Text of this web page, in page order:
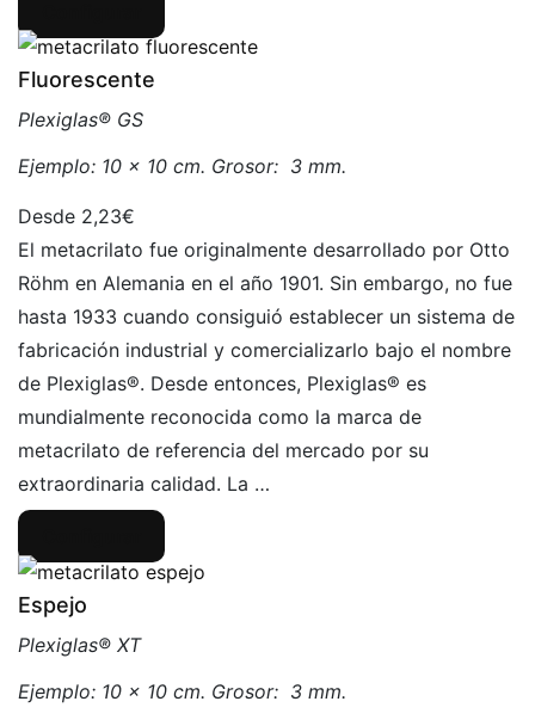
Fluorescente
Plexiglas® GS
Ejemplo: 10 x 10 cm. Grosor: 3 mm.
2,23€
El metacrilato fue originalmente desarrollado por Otto
Röhm en Alemania en el año 1901. Sin embargo, no fue
hasta 1933 cuando consiguió establecer un sistema de
fabricación industrial y comercializarlo bajo el nombre
de Plexiglas®. Desde entonces, Plexiglas® es
mundialmente reconocida como la marca de
metacrilato de referencia del mercado por su
extraordinaria calidad. La …
Espejo
Plexiglas® XT
Ejemplo: 10 x 10 cm. Grosor: 3 mm.